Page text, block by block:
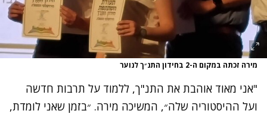
מירה זכתה במקום ה-2 בחידון התנ״ך לנוער
"אני מאוד אוהבת את התנ"ך, ללמוד על תרבות חדשה
ועל ההיסטוריה שלה״, המשיכה מירה. ״בזמן שאני לומדת,